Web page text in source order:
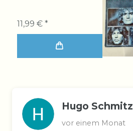
11,99 € *
Hugo Schmitz
vor einem Monat